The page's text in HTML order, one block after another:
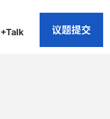
议题提交